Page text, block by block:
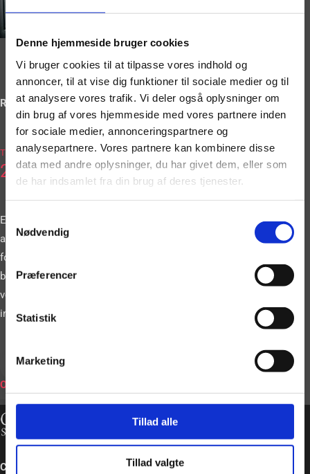
Denne hjemmeside bruger cookies
Vi bruger cookies til at tilpasse vores indhold og
annoncer, til at vise dig funktioner til sociale medier og til
at analysere vores trafik. Vi deler også oplysninger om
din brug af vores hjemmeside med vores partnere inden
for sociale medier, annonceringspartnere og
analysepartnere. Vores partnere kan kombinere disse
data med andre oplysninger, du har givet dem, eller som
de har indsamlet fra din brug af deres tjenester.
Samtykkevalg
Nødvendig
Præferencer
Statistik
Marketing
Tillad alle
Tillad valgte
Ring og book på
Tlf.
2036
2663
Eller book vores
artister gennem vores
formular. Vi
bestræber os på at
vende tilbage til dig
inden for 24 timer.
BOOK
ONLINE
Charlotte Schou – Strip og Event